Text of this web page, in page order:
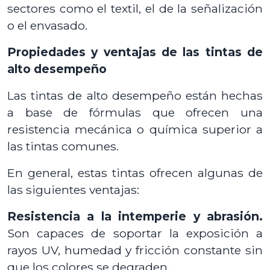
sectores como el textil, el de la señalización
o el envasado.
Propiedades y ventajas de las tintas de
alto desempeño
Las tintas de alto desempeño están hechas
a base de fórmulas que ofrecen una
resistencia mecánica o química superior a
las tintas comunes.
En general, estas tintas ofrecen algunas de
las siguientes ventajas:
Resistencia a la intemperie y abrasión.
Son capaces de soportar la exposición a
rayos UV, humedad y fricción constante sin